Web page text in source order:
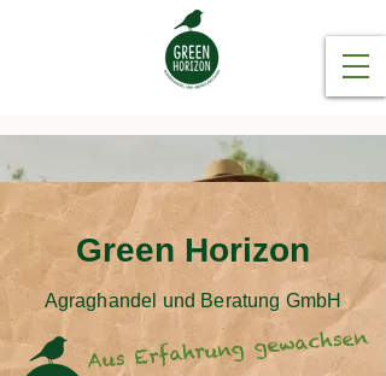
Green Horizon
Agraghandel und Beratung GmbH
Aus Erfahrung gewachsen